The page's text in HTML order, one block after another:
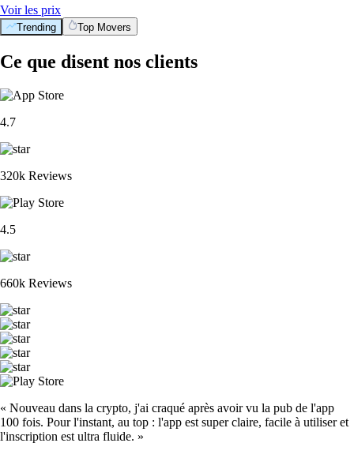
Voir les prix
Trending Top Movers
Ce que disent nos clients
4.7
320k Reviews
4.5
660k Reviews
« Nouveau dans la crypto, j'ai craqué après avoir vu la pub de l'app
100 fois. Pour l'instant, au top : l'app est super claire, facile à utiliser et
l'inscription est ultra fluide. »